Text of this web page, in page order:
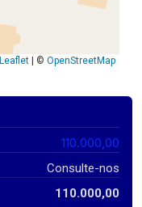
Leaflet © OpenStreetMap
110.000,00
Consulte-nos
110.000,00